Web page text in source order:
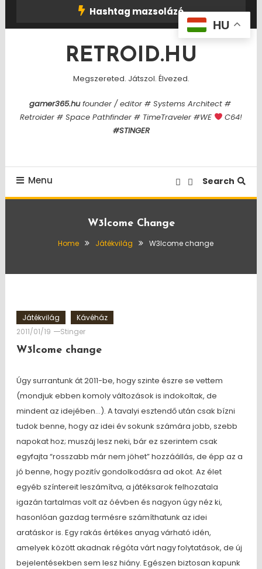
Hashtag mazsolázó
RETROID.HU
Megszereted. Játszol. Élvezed.
gamer365.hufounder / editor # Systems Architect #
Retroider # Space Pathfinder # TimeTraveler #WE
C64!
#STINGER
Menu Search
W3lcome Change
Home Játékvilág W3lcome change
Játékvilág
Kávéház
2011/01/19
Stinger
W3lcome change
Úgy surrantunk át 2011-be, hogy szinte észre se vettem
(mondjuk ebben komoly változások is indokoltak, de
mindent az idejében…). A tavalyi esztendő után csak bízni
tudok benne, hogy az idei év sokunk számára jobb, szebb
napokat hoz; muszáj lesz neki, bár ez szerintem csak
egyfajta “rosszabb már nem jöhet” hozzáállás, de épp az a
jó benne, hogy pozitív gondolkodásra ad okot. Az élet
egyéb színtereit leszámítva, a játéksarok felhozatala
igazán tartalmas volt az óévben és nagyon úgy néz ki,
hasonlóan gazdag termésre számíthatunk az idei
aratáskor is. Egy rakás értékes anyag várható idén,
amelyek között akadnak régóta várt nagy folytatások, de új
bejelentésekben sem lesz hiány. Egészen biztosan kapunk
HU